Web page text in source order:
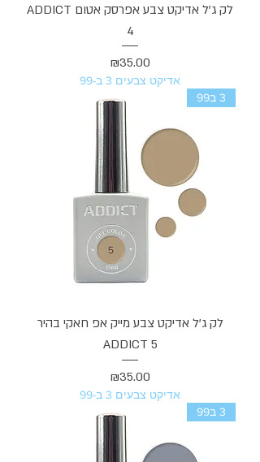
לק ג'ל אדיקט צבע אפרסק אטום ADDICT
4
מחיר
₪35.00
אדיקט צבעים 3 ב-99
3 ב99
לק ג'ל אדיקט צבע מייק אפ חאקי בהיר
ADDICT 5
מחיר
₪35.00
אדיקט צבעים 3 ב-99
3 ב99